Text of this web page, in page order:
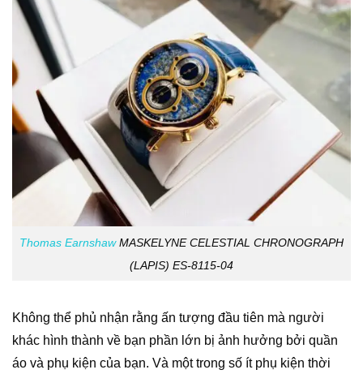
Thomas EarnshawMASKELYNE CELESTIAL CHRONOGRAPH
(LAPIS) ES-8115-04
Không thể phủ nhận rằng ấn tượng đầu tiên mà người
khác hình thành về bạn phần lớn bị ảnh hưởng bởi quần
áo và phụ kiện của bạn. Và một trong số ít phụ kiện thời